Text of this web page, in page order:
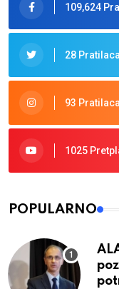
109,624
28 Pratilaca
93 Pratilaca
1025
POPULARNO